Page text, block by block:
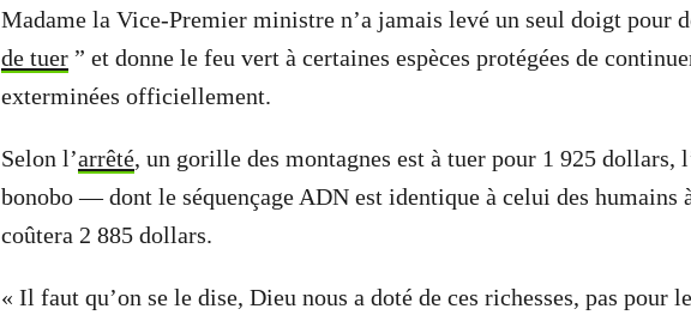
Madame la Vice-Premier ministre n’a jamais levé un seul doigt pour
de tuer ” et donne le feu vert à certaines espèces protégées de
exterminées officiellement.
Selon l’arrêté, un gorille des montagnes est à tuer pour 1 925 dollars,
bonobo — dont le séquençage ADN est identique à celui des
coûtera 2 885 dollars.
« Il faut qu’on se le dise, Dieu nous a doté de ces richesses, pas pour